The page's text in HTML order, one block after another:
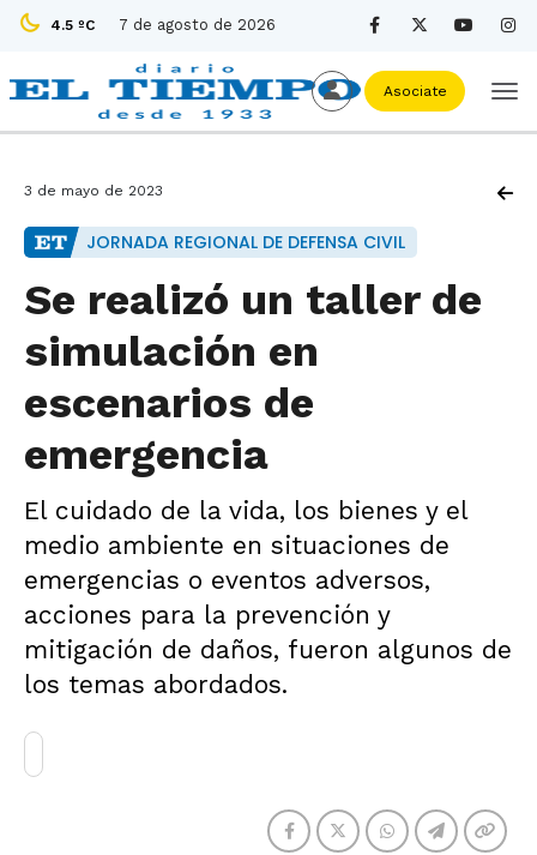
4.5 ºC 7 de agosto de 2026
Asociate
3 de mayo de 2023
JORNADA REGIONAL DE DEFENSA CIVIL
Se realizó un taller de
simulación en
escenarios de
emergencia
El cuidado de la vida, los bienes y el
medio ambiente en situaciones de
emergencias o eventos adversos,
acciones para la prevención y
mitigación de daños, fueron algunos de
los temas abordados.